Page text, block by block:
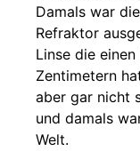
Damals war
Refraktor
Linse die
Zentimetern
aber gar nicht
und damals
Welt.